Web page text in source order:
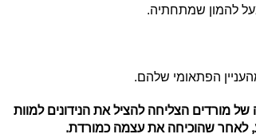
להמון שמתחתיה.
הפתאומי שלהם.
מורדים הצליחה להציל את הנידונים למוות
לאחר שהוכיחה את עצמה כמורדת.